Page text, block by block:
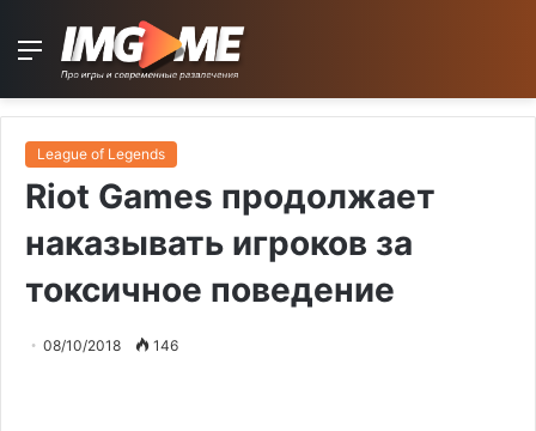
Menu
League of Legends
Riot Games продолжает
наказывать игроков за
токсичное поведение
08/10/2018 146